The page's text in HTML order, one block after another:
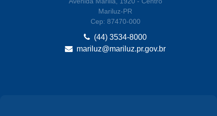
Mariluz-PR
Cep: 87470-000
(44) 3534-8000
mariluz@mariluz.pr.gov.br